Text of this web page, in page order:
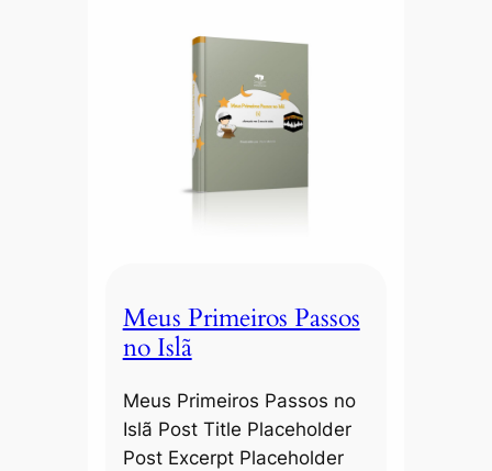
Meus Primeiros Passos
no Islã
Meus Primeiros Passos no
Islã Post Title Placeholder
Post Excerpt Placeholder